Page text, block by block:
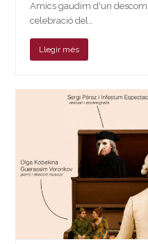
Amics gaudim d'un
celebració del…
Llegir més